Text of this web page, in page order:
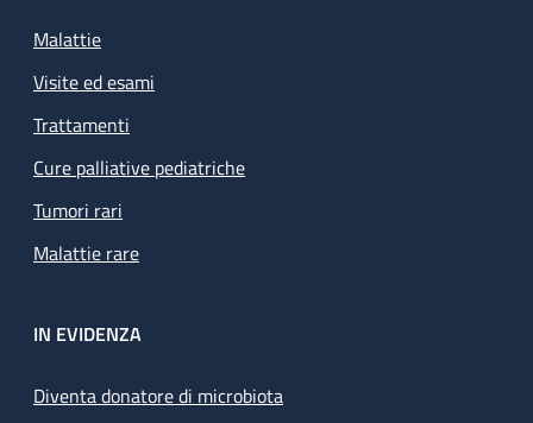
Malattie
Visite ed esami
Trattamenti
Cure palliative pediatriche
Tumori rari
Malattie rare
IN EVIDENZA
Diventa donatore di microbiota